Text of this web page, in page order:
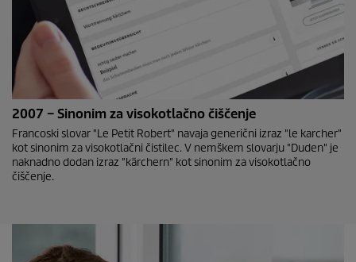
2007 – Sinonim za visokotlačno čiščenje
Francoski slovar "Le Petit Robert" navaja generični izraz "le karcher"
kot sinonim za visokotlačni čistilec. V nemškem slovarju "Duden" je
naknadno dodan izraz "kärchern" kot sinonim za visokotlačno
čiščenje.